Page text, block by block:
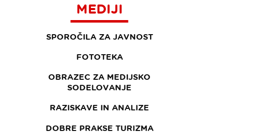
MEDIJI
SPOROČILA ZA JAVNOST
FOTOTEKA
OBRAZEC ZA MEDIJSKO
SODELOVANJE
RAZISKAVE IN ANALIZE
DOBRE PRAKSE TURIZMA